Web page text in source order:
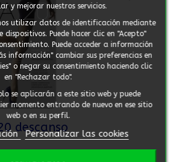
y mejorar nuestros servicios.
utilizar datos de identificación mediante
Puede hacer clic en "Acepto"
Puede acceder a información
información" cambiar sus preferencias en
o negar su consentimiento haciendo clic
en "Rechazar todo".
se aplicarán a este sitio web y puede
momento entrando de nuevo en ese sitio
web o en su perfil.
Personalizar las cookies
descanso